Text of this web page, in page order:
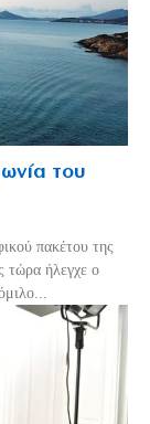
του
πακέτου της
τώρα ήλεγχε ο